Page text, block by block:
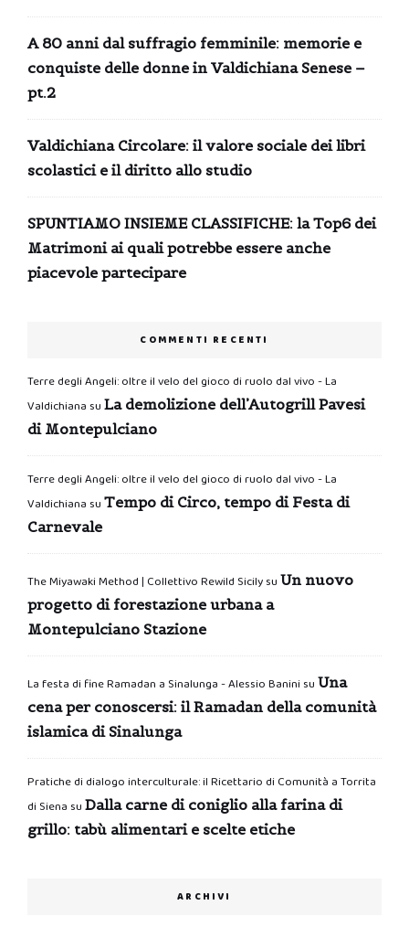
A 80 anni dal suffragio femminile: memorie e
conquiste delle donne in Valdichiana Senese –
pt.2
Valdichiana Circolare: il valore sociale dei libri
scolastici e il diritto allo studio
SPUNTIAMO INSIEME CLASSIFICHE: la Top6 dei
Matrimoni ai quali potrebbe essere anche
piacevole partecipare
COMMENTI RECENTI
Terre degli Angeli: oltre il velo del gioco di ruolo dal vivo - La
Valdichiana su La demolizione dell’Autogrill Pavesi
di Montepulciano
Terre degli Angeli: oltre il velo del gioco di ruolo dal vivo - La
Valdichiana su Tempo di Circo, tempo di Festa di
Carnevale
The Miyawaki Method | Collettivo Rewild Sicilysu Un nuovo
progetto di forestazione urbana a
Montepulciano Stazione
La festa di fine Ramadan a Sinalunga - Alessio Banini su Una
cena per conoscersi: il Ramadan della comunità
islamica di Sinalunga
Pratiche di dialogo interculturale: il Ricettario di Comunità a Torrita
di Siena su Dalla carne di coniglio alla farina di
grillo: tabù alimentari e scelte etiche
ARCHIVI